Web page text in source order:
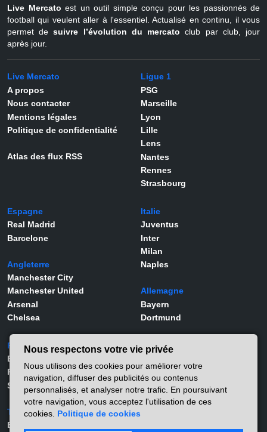
Live Mercato est un outil simple conçu pour les passionnés de
football qui veulent aller à l'essentiel. Actualisé en continu, il vous
permet desuivre l’évolution du mercato club par club, jour
après jour.
Live Mercato
A propos
Nous contacter
Mentions légales
Politique de confidentialité
Atlas des flux RSS
Ligue 1
PSG
Marseille
Lyon
Lille
Lens
Nantes
Rennes
Strasbourg
Espagne
Real Madrid
Barcelone
Angleterre
Manchester City
Manchester United
Arsenal
Chelsea
Italie
Juventus
Inter
Milan
Naples
Allemagne
Bayern
Dortmund
Portugal
Benfica
Porto
Sporting
Turquie
Besiktas
Joueurs
Lamine Yamal
Rodrygo
Vinicius Jr
Nous respectons votre vie privée
Nous utilisons des cookies pour améliorer votre
navigation, diffuser des publicités ou contenus
personnalisés, et analyser notre trafic. En poursuivant
votre navigation, vous acceptez l'utilisation de ces
cookies. Politique de cookies